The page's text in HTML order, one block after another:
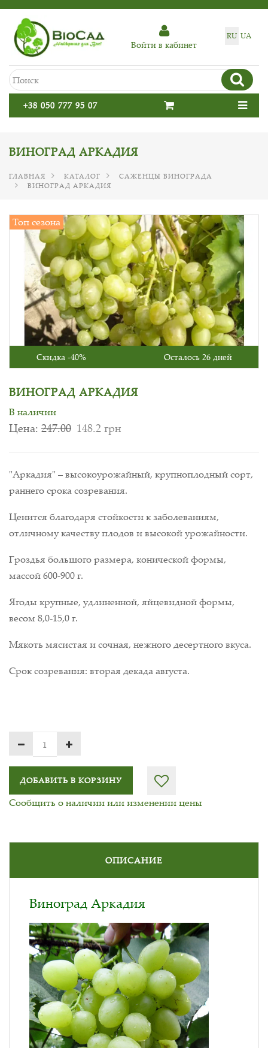
RU UA
Войти в кабинет
+38 050 777 95 07
ВИНОГРАД АРКАДИЯ
ГЛАВНАЯ КАТАЛОГ
САЖЕНЦЫ ВИНОГРАДА
ВИНОГРАД АРКАДИЯ
Топ сезона
Скидка -40% Осталось 26 дней
ВИНОГРАД АРКАДИЯ
В наличии
Цена: 247.00 148.2 грн
"Аркадия" – высокоурожайный, крупноплодный сорт,
раннего срока созревания.
Ценится благодаря стойкости к заболеваниям,
отличному качеству плодов и высокой урожайности.
Гроздья большого размера, конической формы,
массой 600-900 г.
Ягоды крупные, удлиненной, яйцевидной формы,
весом 8,0-15,0 г.
Мякоть мясистая и сочная, нежного десертного вкуса.
Срок созревания: вторая декада августа.
ДОБАВИТЬ В КОРЗИНУ
Сообщить о наличии или изменении цены
ОПИСАНИЕ
Виноград Аркадия